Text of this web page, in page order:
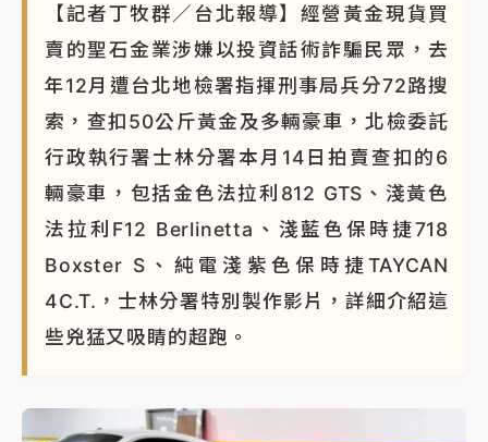
【記者丁牧群／台北報導】經營黃金現貨買
賣的聖石金業涉嫌以投資話術詐騙民眾，去
年12月遭台北地檢署指揮刑事局兵分72路搜
索，查扣50公斤黃金及多輛豪車，北檢委託
行政執行署士林分署本月14日拍賣查扣的6
輛豪車，包括金色法拉利812 GTS、淺黃色
法拉利F12 Berlinetta、淺藍色保時捷718
Boxster S、純電淺紫色保時捷TAYCAN
4C.T.，士林分署特別製作影片，詳細介紹這
些兇猛又吸睛的超跑。